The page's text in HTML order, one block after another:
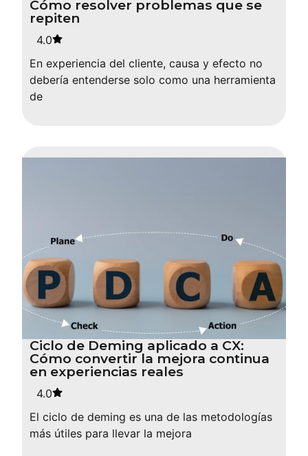
Cómo resolver problemas que se
repiten
4.0
En experiencia del cliente, causa y efecto no
debería entenderse solo como una herramienta
de
Ciclo de Deming aplicado a CX:
Cómo convertir la mejora continua
en experiencias reales
4.0
El ciclo de deming es una de las metodologías
más útiles para llevar la mejora